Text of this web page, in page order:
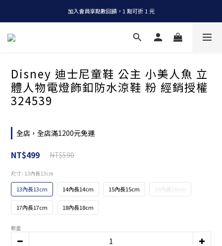
全店消費滿 NT$1200，即享免運
加入會員享點數回饋，1 點可折 1 元
全店消費滿 NT$1200，即享免運
Disney 迪士尼童鞋 公主 小美人魚 立
體人物電燈飾釦防水涼鞋 粉 經銷授權
324539
全店，全店滿1200元免運
NT$499 NT$590
尺寸 : 13內長13cm
13內長13cm 14內長14cm 15內長15cm 16內長16cm
17內長17cm 18內長18cm
數量